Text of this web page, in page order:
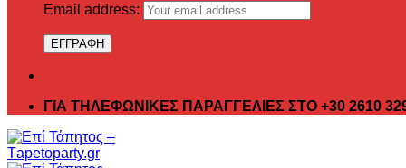
Email address:
ΓΙΑ ΤΗΛΕΦΩΝΙΚΕΣ ΠΑΡΑΓΓΕΛΙΕΣ ΣΤΟ +30 2610